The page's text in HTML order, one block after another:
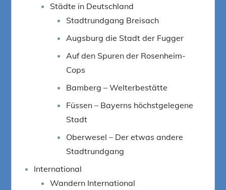
Städte in Deutschland
Stadtrundgang Breisach
Augsburg die Stadt der Fugger
Auf den Spuren der Rosenheim-
Cops
Bamberg – Welterbestätte
Füssen – Bayerns höchstgelegene
Stadt
Oberwesel – Der etwas andere
Stadtrundgang
International
Wandern International